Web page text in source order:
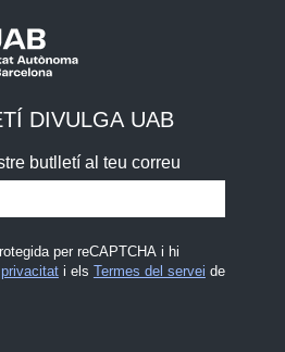
DIVULGA UAB
butlletí al teu correu
per reCAPTCHA i hi
i els Termes del servei de